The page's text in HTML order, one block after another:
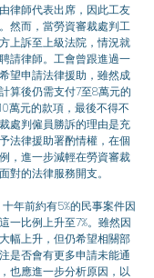
律師代表出席，因此工友
然而，當勞資審裁處判工
上訴至上級法院，情況就
請律師。工會曾跟進過一
望申請法律援助，雖然成
算後仍需支付7至8萬元的
萬元的款項，最後不得不
處判僱員勝訴的理由是充
法律援助署酌情權，在個
，進一步減輕在勞資審裁
對的法律服務開支。
一比例上升至7%。雖然因
幅上升，但仍希望相關部
是否會有更多申請未能通
也應進一步分析原因，以